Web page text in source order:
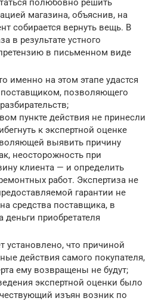
полюбовно решить
магазина, объяснив, на
собирается вернуть вещь. В
в результате устного
в письменном виде
именно на этом этапе удастся
позволяющего
пункте действия не принесли
к экспертной оценке
выявить причину
неосторожность при
клиента — и определить
работ. Экспертиза не
гарантии не
средства поставщика, в
приобретателя
установлено, что причиной
действия самого покупателя,
ему возвращены не будут;
экспертной оценки было
изъян возник по